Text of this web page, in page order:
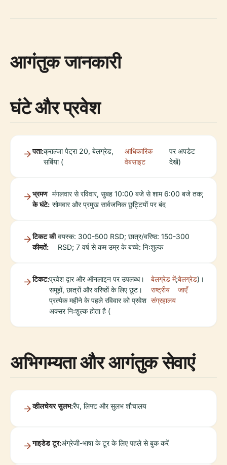
आगंतुक जानकारी
घंटे और प्रवेश
पता:क्राल्जा पेट्रा 20, बेलग्रेड,
सर्बिया (
आधिकारिक
वेबसाइट
पर अपडेट
देखें)
भ्रमण
के घंटे:
मंगलवार से रविवार, सुबह 10:00 बजे से शाम 6:00 बजे तक;
सोमवार और प्रमुख सार्वजनिक छुट्टियों पर बंद
टिकट की
कीमतें:
वयस्क: 300-500 RSD; छात्र/वरिष्ठ: 150-300
RSD; 7 वर्ष से कम उम्र के बच्चे: निःशुल्क
टिकट:प्रवेश द्वार और ऑनलाइन पर उपलब्ध।
समूहों, छात्रों और वरिष्ठों के लिए छूट।
प्रत्येक महीने के पहले रविवार को प्रवेश
अक्सर निःशुल्क होता है (
बेलग्रेड में
राष्ट्रीय
संग्रहालय
;बेलग्रेड
जाएँ
)।
अभिगम्यता और आगंतुक सेवाएं
व्हीलचेयर सुलभ:रैंप, लिफ्ट और सुलभ शौचालय
गाइडेड टूर:अंग्रेजी-भाषा के टूर के लिए पहले से बुक करें